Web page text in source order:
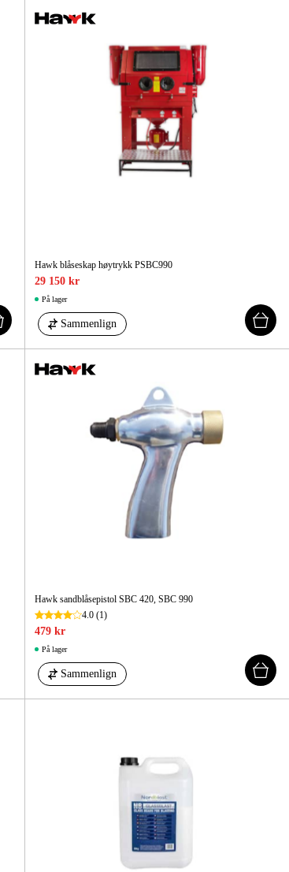
Hawk blåseskap høytrykk PSBC990
29 150 kr
På lager
Sammenlign
Hawk sandblåsepistol SBC 420, SBC 990
4.0(1)
479 kr
På lager
Sammenlign